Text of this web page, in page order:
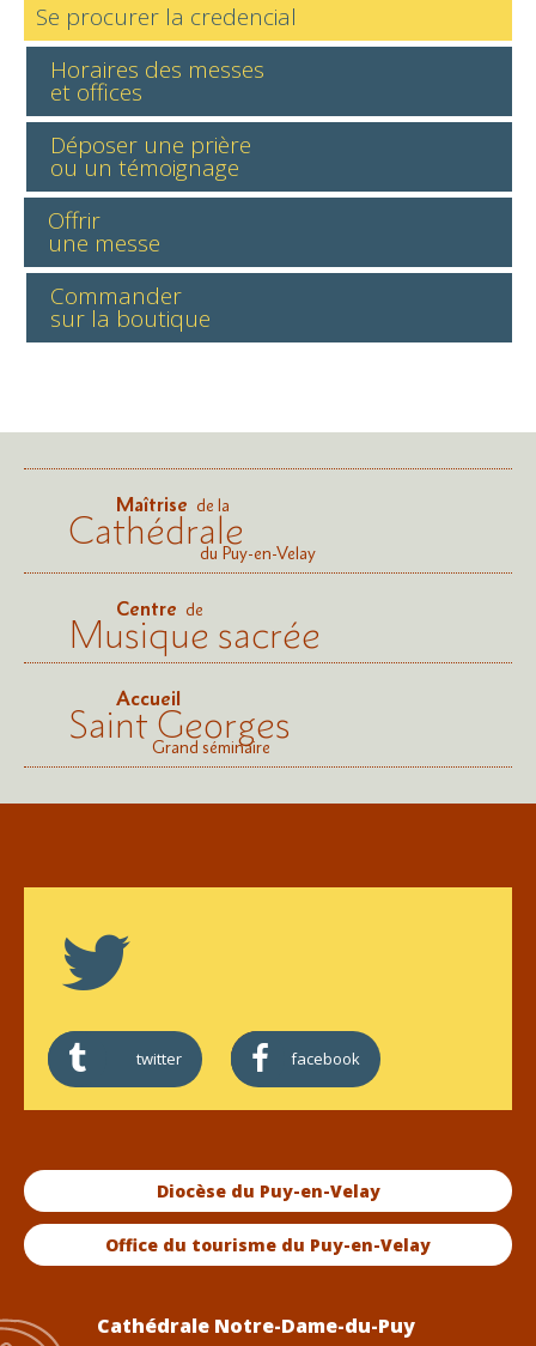
Se procurer la credencial
Horaires des messes
et offices
Déposer une prière
ou un témoignage
Offrir
une messe
Commander
sur la boutique
Maîtrise de la
Cathédraledu Puy-en-Velay
Centre de
Musique sacrée
Accueil
Saint Georges
Grand séminaire
twitter facebook
Diocèse du Puy-en-Velay
Office du tourisme du Puy-en-Velay
Cathédrale Notre-Dame-du-Puy